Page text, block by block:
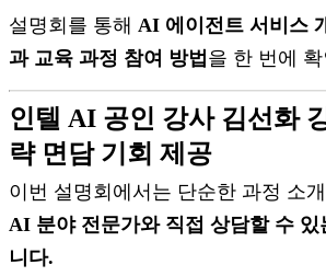
설명회를 통해 AI 에이전트 서비스
과 교육 과정 참여 방법 을 한 번에
인텔 AI 공인 강사 김선화
략 면담 기회 제공
이번 설명회에서는 단순한 과정 소
AI 분야 전문가와 직접 상담할 수 있
니다.